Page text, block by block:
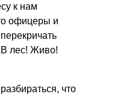
к нам
офицеры и
лес! Живо!
что